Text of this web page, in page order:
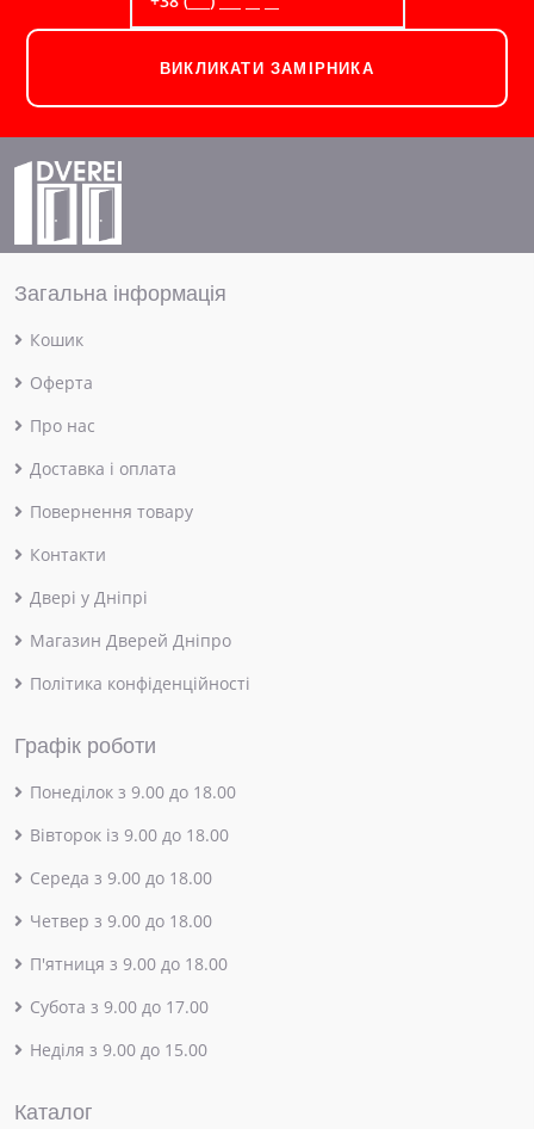
ВИКЛИКАТИ ЗАМІРНИКА
Загальна інформація
Кошик
Оферта
Про нас
Доставка і оплата
Повернення товару
Контакти
Двері у Дніпрі
Магазин Дверей Дніпро
Політика конфіденційності
Графік роботи
Понеділок з 9.00 до 18.00
Вівторок із 9.00 до 18.00
Середа з 9.00 до 18.00
Четвер з 9.00 до 18.00
П'ятниця з 9.00 до 18.00
Субота з 9.00 до 17.00
Неділя з 9.00 до 15.00
Каталог